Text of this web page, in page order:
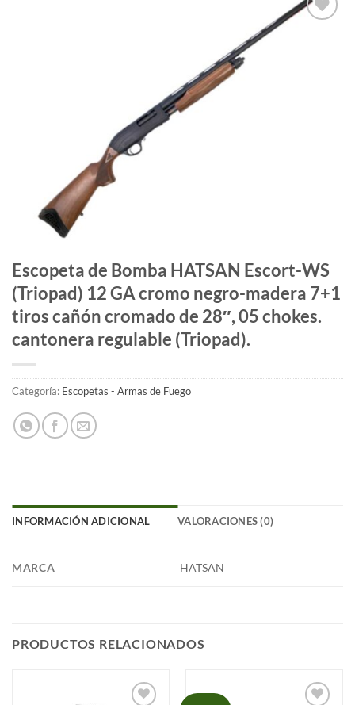
Escopeta de Bomba HATSAN Escort-WS
(Triopad) 12 GA cromo negro-madera 7+1
tiros cañón cromado de 28″, 05 chokes.
cantonera regulable (Triopad).
Categoría: Escopetas - Armas de Fuego
INFORMACIÓN ADICIONAL VALORACIONES (0)
MARCA HATSAN
PRODUCTOS RELACIONADOS